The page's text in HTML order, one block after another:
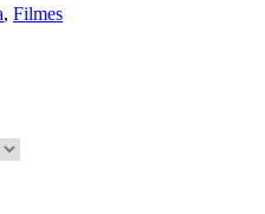
, Filmes